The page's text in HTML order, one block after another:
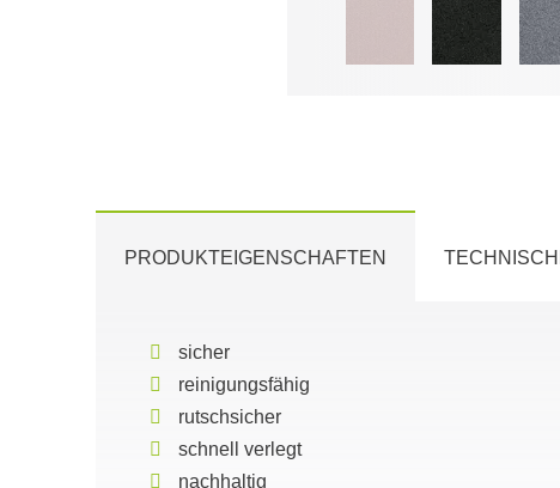
PRODUKTEIGENSCHAFTEN
sicher
reinigungsfähig
rutschsicher
schnell verlegt
nachhaltig